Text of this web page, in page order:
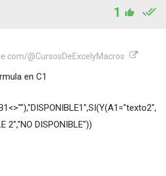
1
@CursosDeExcelyMacros
en C1
2","NO DISPONIBLE"))